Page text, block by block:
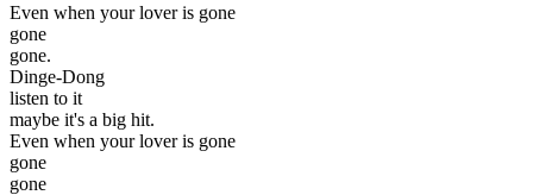
Even when your lover is gone
gone
gone.
Dinge-Dong
listen to it
maybe it's a big hit.
Even when your lover is gone
gone
gone